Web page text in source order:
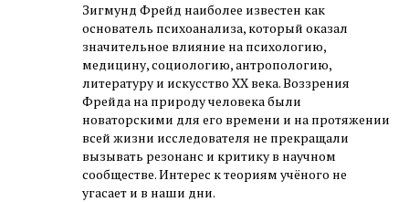
Зигмунд Фрейд наиболее известен как
основатель психоанализа, который оказал
значительное влияние на психологию,
медицину, социологию, антропологию,
литературу и искусство XX века. Воззрения
Фрейда на природу человека были
новаторскими для его времени и на протяжении
всей жизни исследователя не прекращали
вызывать резонанс и критику в научном
сообществе. Интерес к теориям учёного не
угасает и в наши дни.